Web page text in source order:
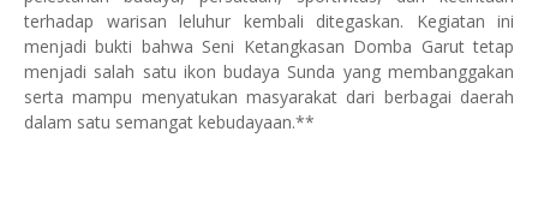
terhadap warisan leluhur kembali ditegaskan. Kegiatan ini
menjadi bukti bahwa Seni Ketangkasan Domba Garut tetap
menjadi salah satu ikon budaya Sunda yang membanggakan
serta mampu menyatukan masyarakat dari berbagai daerah
dalam satu semangat kebudayaan.**